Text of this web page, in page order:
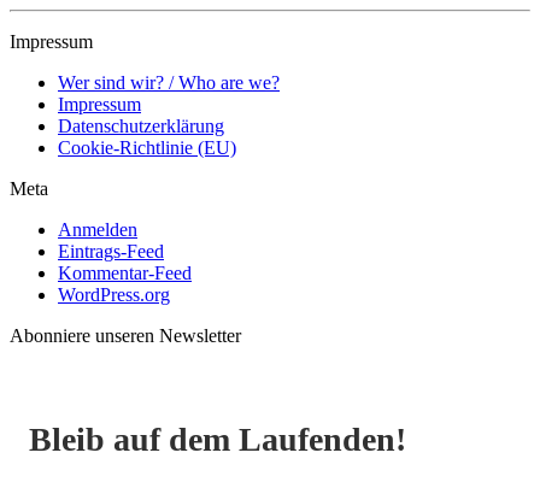
Impressum
Wer sind wir? / Who are we?
Impressum
Datenschutzerklärung
Cookie-Richtlinie (EU)
Meta
Anmelden
Eintrags-Feed
Kommentar-Feed
WordPress.org
Abonniere unseren Newsletter
Bleib auf dem Laufenden!